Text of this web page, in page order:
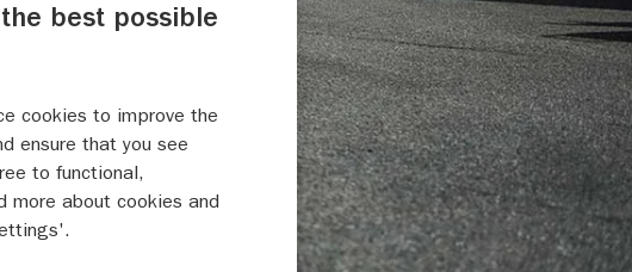
best possible
cookies to improve the
ensure that you see
to functional,
more about cookies and